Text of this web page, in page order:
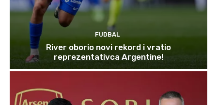
FUDBAL
River oborio novi rekord i vratio
reprezentativca Argentine!